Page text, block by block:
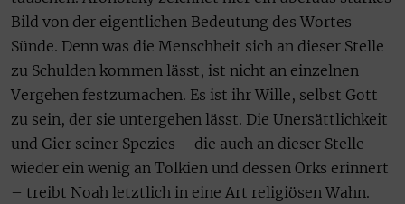
Bild von der eigentlichen Bedeutung des Wortes
Sünde. Denn was die Menschheit sich an dieser Stelle
zu Schulden kommen lässt, ist nicht an einzelnen
Vergehen festzumachen. Es ist ihr Wille, selbst Gott
zu sein, der sie untergehen lässt. Die Unersättlichkeit
und Gier seiner Spezies – die auch an dieser Stelle
wieder ein wenig an Tolkien und dessen Orks erinnert
– treibt Noah letztlich in eine Art religiösen Wahn.